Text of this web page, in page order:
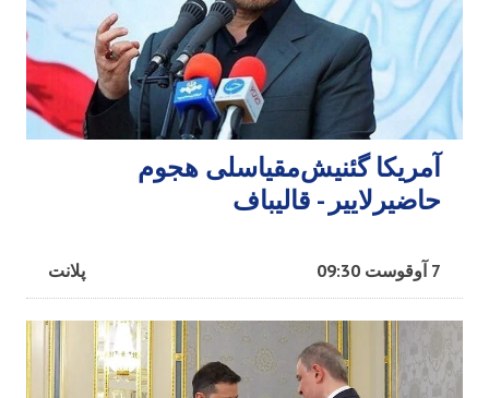
آمریکا گئنیش‌مقیاسلی هجوم
حاضیرلاییر - قالیباف
پلانت 7 آوقوست 09:30